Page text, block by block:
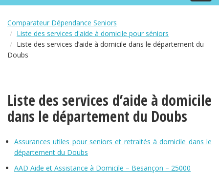
Comparateur Dépendance Seniors
Liste des services d'aide à domicile pour séniors
Liste des services d’aide à domicile dans le département du
Doubs
Liste des services d’aide à domicile
dans le département du Doubs
Assurances utiles pour seniors et retraités à domicile dans le
département du Doubs
AAD Aide et Assistance à Domicile – Besançon – 25000